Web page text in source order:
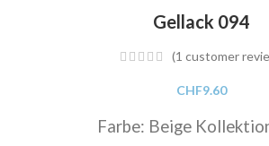
Gellack 094
(1 customer
CHF9.60
Farbe: Beige